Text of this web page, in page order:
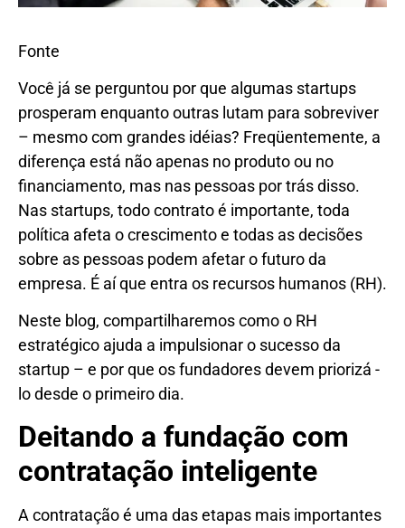
Fonte
Você já se perguntou por que algumas startups
prosperam enquanto outras lutam para sobreviver
– mesmo com grandes idéias? Freqüentemente, a
diferença está não apenas no produto ou no
financiamento, mas nas pessoas por trás disso.
Nas startups, todo contrato é importante, toda
política afeta o crescimento e todas as decisões
sobre as pessoas podem afetar o futuro da
empresa. É aí que entra os recursos humanos (RH).
Neste blog, compartilharemos como o RH
estratégico ajuda a impulsionar o sucesso da
startup – e por que os fundadores devem priorizá -
lo desde o primeiro dia.
Deitando a fundação com
contratação inteligente
A contratação é uma das etapas mais importantes